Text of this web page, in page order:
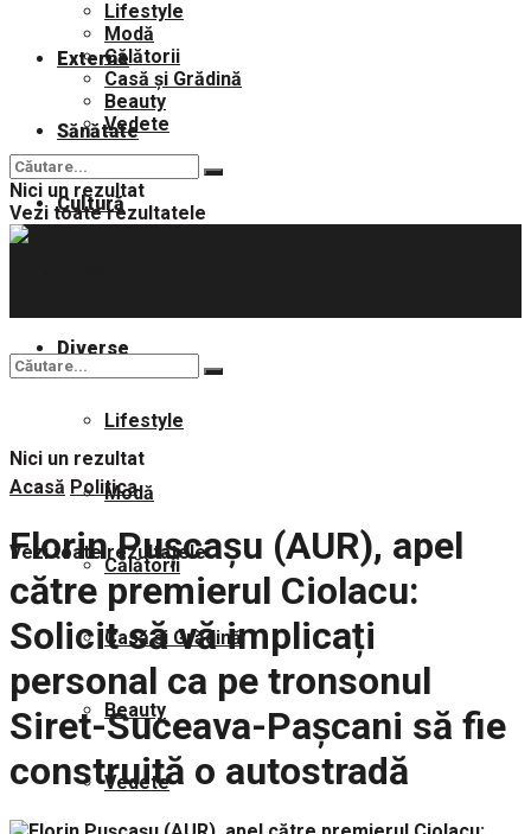
Externe
Sănătate
Cultură
Diverse
Lifestyle
Modă
Călătorii
Casă și Grădină
Beauty
Vedete
Lifestyle
Modă
Călătorii
Casă și Grădină
Beauty
Vedete
Nici un rezultat
Vezi toate rezultatele
Nici un rezultat
Vezi toate rezultatele
Acasă Politica
Florin Pușcașu (AUR), apel
către premierul Ciolacu:
Solicit să vă implicați
personal ca pe tronsonul
Siret-Suceava-Pașcani să fie
construită o autostradă